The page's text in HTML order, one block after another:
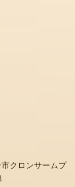
クロンサームプ